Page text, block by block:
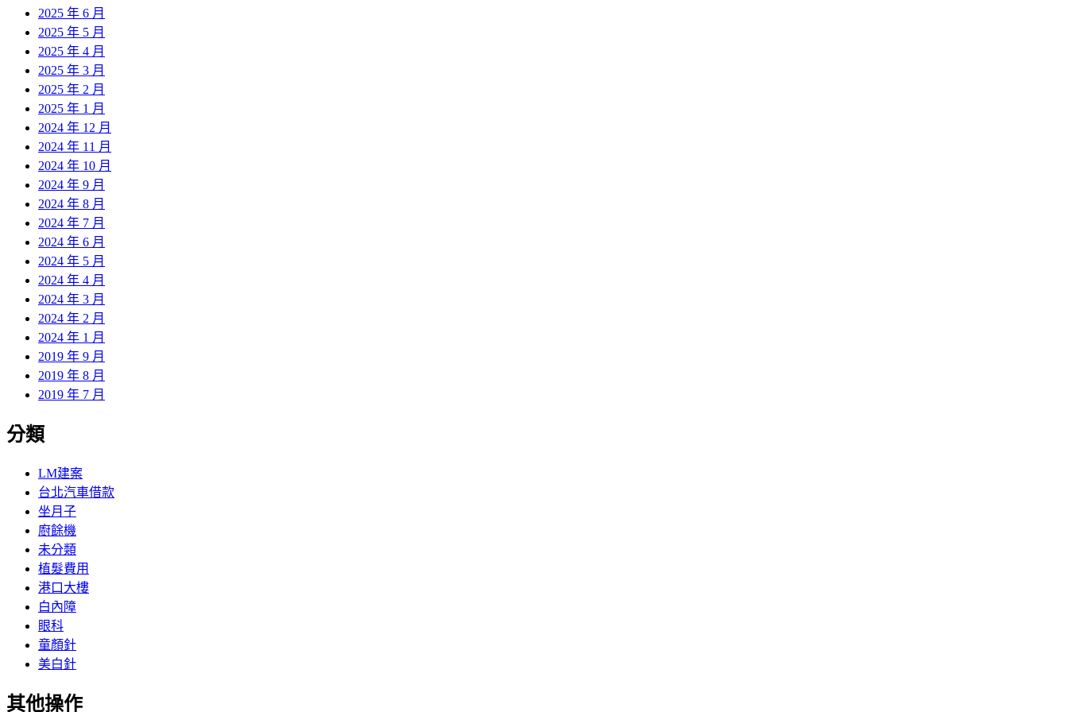
2025 年 6 月
2025 年 5 月
2025 年 4 月
2025 年 3 月
2025 年 2 月
2025 年 1 月
2024 年 12 月
2024 年 11 月
2024 年 10 月
2024 年 9 月
2024 年 8 月
2024 年 7 月
2024 年 6 月
2024 年 5 月
2024 年 4 月
2024 年 3 月
2024 年 2 月
2024 年 1 月
2019 年 9 月
2019 年 8 月
2019 年 7 月
分類
LM建案
台北汽車借款
坐月子
廚餘機
未分類
植髮費用
港口大樓
白內障
眼科
童顏針
美白針
其他操作